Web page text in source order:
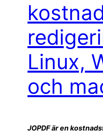
Linux,
och
JOPDF är en